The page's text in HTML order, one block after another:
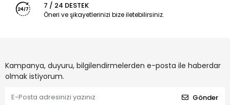
7 / 24 DESTEK
Öneri ve şikayetlerinizi bize iletebilirsiniz.
Kampanya, duyuru, bilgilendirmelerden e-posta ile haberdar
olmak istiyorum.
Gönder